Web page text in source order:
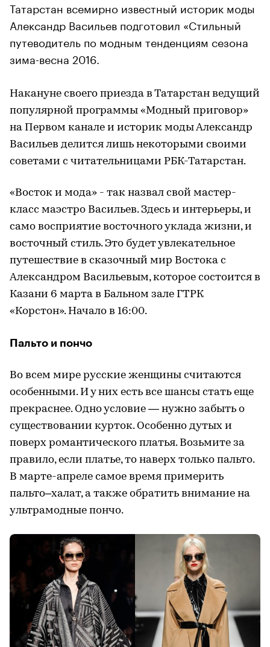
Татарстан всемирно известный историк моды
Александр Васильев подготовил «Стильный
путеводитель по модным тенденциям сезона
зима-весна 2016.
Накануне своего приезда в Татарстан ведущий
популярной программы «Модный приговор»
на Первом канале и историк моды Александр
Васильев делится лишь некоторыми своими
советами с читательницами РБК-Татарстан.
«Восток и мода» - так назвал свой мастер-
класс маэстро Васильев. Здесь и интерьеры, и
само восприятие восточного уклада жизни, и
восточный стиль. Это будет увлекательное
путешествие в сказочный мир Востока с
Александром Васильевым, которое состоится в
Казани 6 марта в Бальном зале ГТРК
«Корстон». Начало в 16:00.
Пальто и пончо
Во всем мире русские женщины считаются
особенными. И у них есть все шансы стать еще
прекраснее. Одно условие — нужно забыть о
существовании курток. Особенно дутых и
поверх романтического платья. Возьмите за
правило, если платье, то наверх только пальто.
В марте-апреле самое время примерить
пальто–халат, а также обратить внимание на
ультрамодные пончо.